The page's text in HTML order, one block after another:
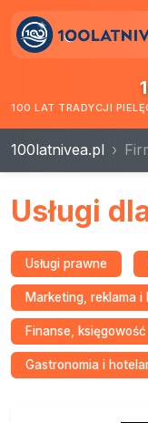
100 LAT TRADYCJI
100latnivea.pl
Usługi
Usługi prawne
Marketing, reklama i
Finanse,
Gastronomia i